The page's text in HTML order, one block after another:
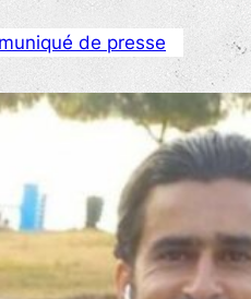
de presse